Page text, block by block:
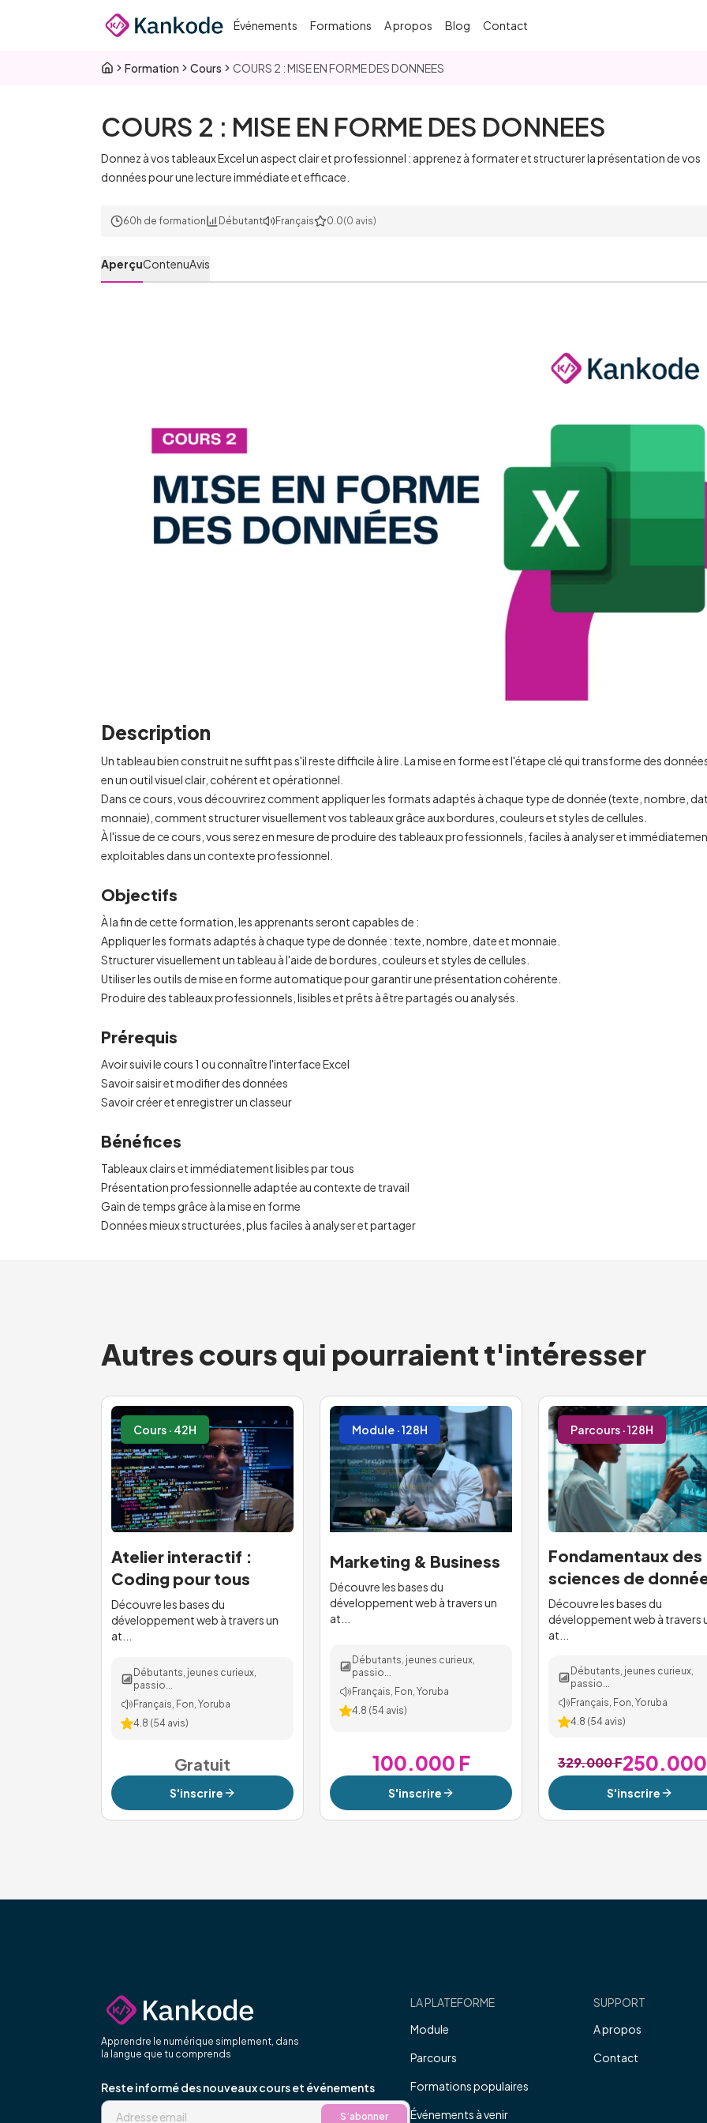
Événements Formations A propos Blog Contact
Formation Cours COURS 2 : MISE EN FORME DES DONNEES
COURS 2 : MISE EN FORME DES DONNEES
Donnez à vos tableaux Excel un aspect clair et professionnel : apprenez à formater et structurer la présentation de vos
données pour une lecture immédiate et efficace.
60h de formation Débutant Français 0.0(0 avis)
AperçuContenuAvis
Description
Un tableau bien construit ne suffit pas s'il reste difficile à lire. La mise en forme est l'étape clé qui transforme des
en un outil visuel clair, cohérent et opérationnel.
Dans ce cours, vous découvrirez comment appliquer les formats adaptés à chaque type de donnée (texte, nombre,
monnaie), comment structurer visuellement vos tableaux grâce aux bordures, couleurs et styles de cellules.
À l'issue de ce cours, vous serez en mesure de produire des tableaux professionnels, faciles à analyser et
exploitables dans un contexte professionnel.
Objectifs
À la fin de cette formation, les apprenants seront capables de :
Appliquer les formats adaptés à chaque type de donnée : texte, nombre, date et monnaie.
Structurer visuellement un tableau à l'aide de bordures, couleurs et styles de cellules.
Utiliser les outils de mise en forme automatique pour garantir une présentation cohérente.
Produire des tableaux professionnels, lisibles et prêts à être partagés ou analysés.
Prérequis
Avoir suivi le cours 1 ou connaître l'interface Excel
Savoir saisir et modifier des données
Savoir créer et enregistrer un classeur
Bénéfices
Tableaux clairs et immédiatement lisibles par tous
Présentation professionnelle adaptée au contexte de travail
Gain de temps grâce à la mise en forme
Données mieux structurées, plus faciles à analyser et partager
Autres cours qui pourraient t'intéresser
Cours · 42H
Atelier interactif :
Coding pour tous
Découvre les bases du
développement web à travers un
at...
Débutants, jeunes curieux,
passio...
Français, Fon, Yoruba
4.8 (54 avis)
Gratuit
S'inscrire
Module · 128H
Marketing & Business
Découvre les bases du
développement web à travers un
at...
Débutants, jeunes curieux,
passio...
Français, Fon, Yoruba
4.8 (54 avis)
100.000 F
S'inscrire
Parcours · 128H
Fondamentaux des
sciences de
Découvre les bases du
développement web à travers
at...
Débutants, jeunes curieux,
passio...
Français, Fon, Yoruba
4.8 (54 avis)
329.000 F250.000
S'inscrire
Apprendre le numérique simplement, dans
la langue que tu comprends
Reste informé des nouveaux cours et événements
S’abonner
LA PLATEFORME
Module
Parcours
Formations populaires
Événements à venir
SUPPORT
A propos
Contact